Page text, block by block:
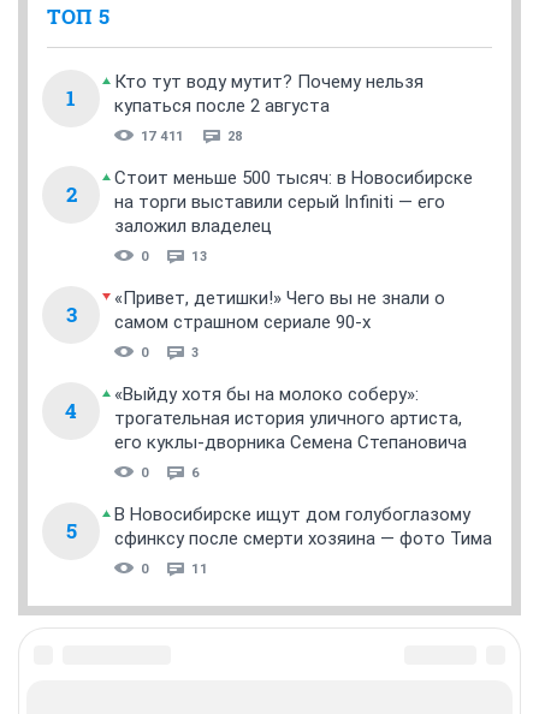
ТОП 5
1
Кто тут воду мутит? Почему нельзя
купаться после 2 августа
17 411 28
2
Стоит меньше 500 тысяч: в Новосибирске
на торги выставили серый Infiniti — его
заложил владелец
0 13
3
«Привет, детишки!» Чего вы не знали о
самом страшном сериале 90-х
0 3
4
«Выйду хотя бы на молоко соберу»:
трогательная история уличного артиста,
его куклы-дворника Семена Степановича
0 6
5
В Новосибирске ищут дом голубоглазому
сфинксу после смерти хозяина — фото Тима
0 11